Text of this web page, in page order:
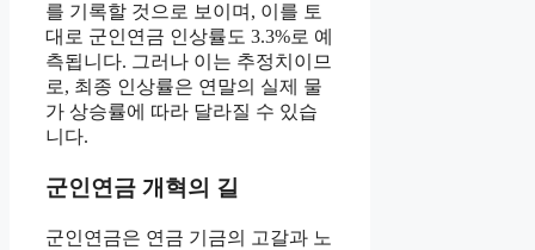
를 기록할 것으로 보이며, 이를 토
대로 군인연금 인상률도 3.3%로 예
측됩니다. 그러나 이는 추정치이므
로, 최종 인상률은 연말의 실제 물
가 상승률에 따라 달라질 수 있습
니다.
군인연금 개혁의 길
군인연금은 연금 기금의 고갈과 노